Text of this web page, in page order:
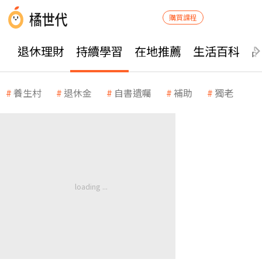
購買課程
退休理財 持續學習 在地推薦 生活百科
養生村 退休金 自書遺囑 補助 獨老